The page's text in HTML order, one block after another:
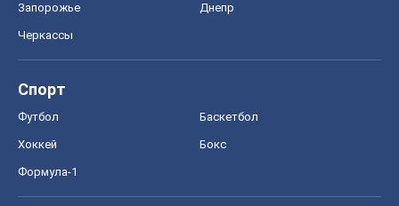
Запорожье Днепр
Черкассы
Спорт
Футбол Баскетбол
Хоккей Бокс
Формула-1